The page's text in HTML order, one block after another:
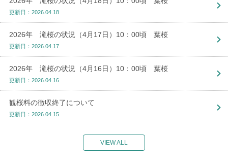
更新日：2026.04.18
2026年 滝桜の状況（4月17日）10：00頃 葉桜
更新日：2026.04.17
2026年 滝桜の状況（4月16日）10：00頃 葉桜
更新日：2026.04.16
観桜料の徴収終了について
更新日：2026.04.15
VIEW ALL